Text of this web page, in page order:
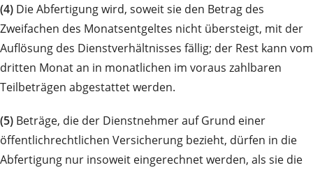
(4) Die Abfertigung wird, soweit sie den Betrag des
Zweifachen des Monatsentgeltes nicht übersteigt, mit der
Auflösung des Dienstverhältnisses fällig; der Rest kann vom
dritten Monat an in monatlichen im voraus zahlbaren
Teilbeträgen abgestattet werden.
(5) Beträge, die der Dienstnehmer auf Grund einer
öffentlichrechtlichen Versicherung bezieht, dürfen in die
Abfertigung nur insoweit eingerechnet werden, als sie die